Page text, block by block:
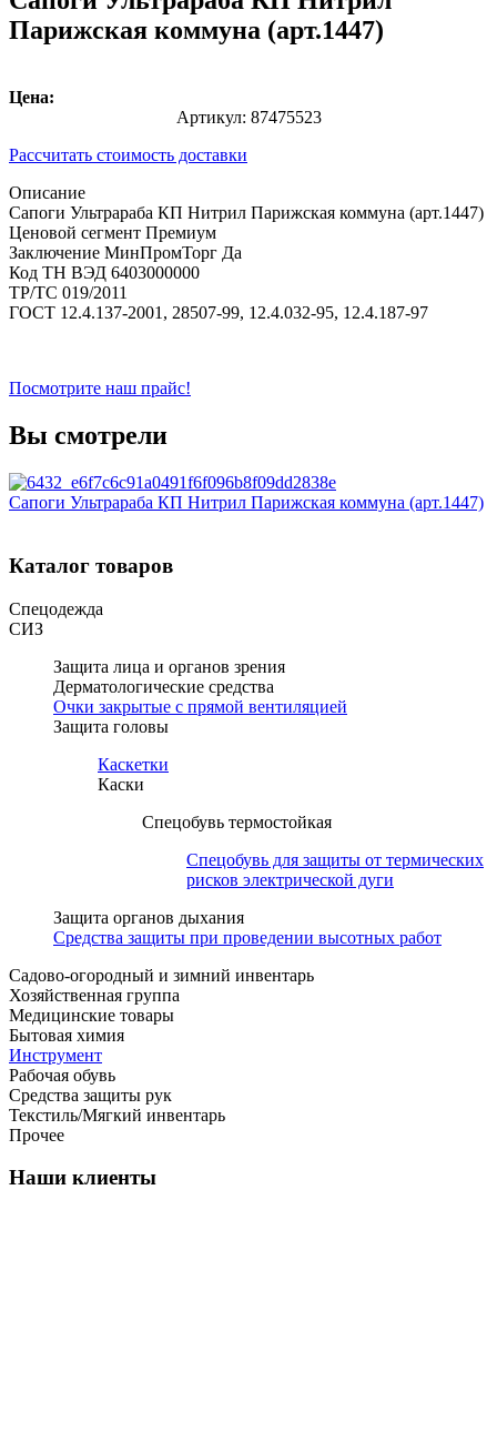
Парижская коммуна (арт.1447)
Цена:
Артикул: 87475523
Рассчитать стоимость доставки
Описание
Сапоги Ультрараба КП Нитрил Парижская коммуна (арт.1447)
Ценовой сегмент Премиум
Заключение МинПромТорг Да
Код ТН ВЭД 6403000000
ТР/ТС 019/2011
ГОСТ 12.4.137-2001, 28507-99, 12.4.032-95, 12.4.187-97
Посмотрите наш прайс!
Вы смотрели
Сапоги Ультрараба КП Нитрил Парижская коммуна (арт.1447)
Каталог товаров
Спецодежда
СИЗ
Защита лица и органов зрения
Дерматологические средства
Очки закрытые с прямой вентиляцией
Защита головы
Каскетки
Каски
Спецобувь термостойкая
Спецобувь для защиты от термических
рисков электрической дуги
Защита органов дыхания
Средства защиты при проведении высотных работ
Садово-огородный и зимний инвентарь
Хозяйственная группа
Медицинские товары
Бытовая химия
Инструмент
Рабочая обувь
Средства защиты рук
Текстиль/Мягкий инвентарь
Прочее
Наши клиенты